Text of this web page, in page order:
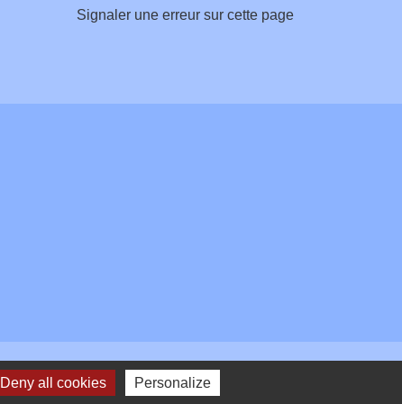
Signaler une erreur sur cette page
Plan du site - Gestion des cookies
Deny all cookies Personalize